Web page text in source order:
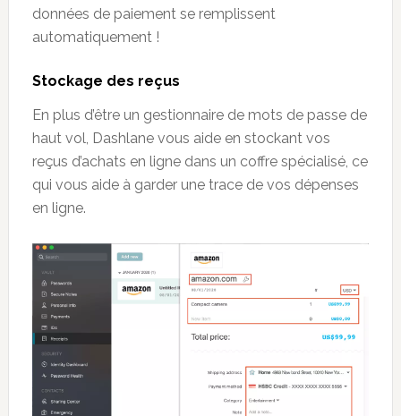
données de paiement se remplissent
automatiquement !
Stockage des reçus
En plus d’être un gestionnaire de mots de passe de
haut vol, Dashlane vous aide en stockant vos
reçus d’achats en ligne dans un coffre spécialisé, ce
qui vous aide à garder une trace de vos dépenses
en ligne.